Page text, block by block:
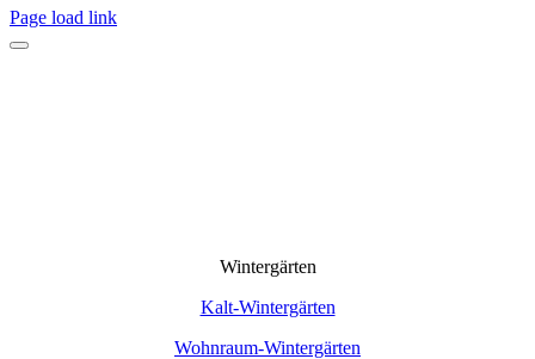
Page load link
Wintergärten
Kalt-Wintergärten
Wohnraum-Wintergärten